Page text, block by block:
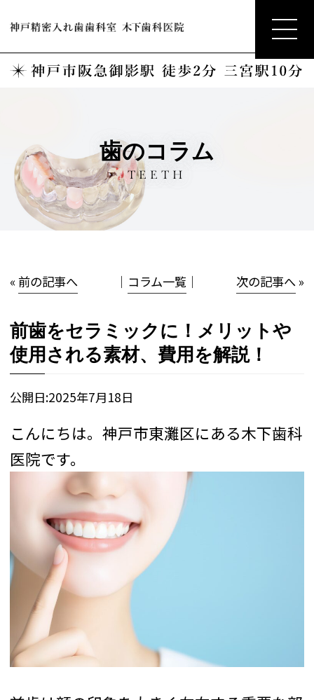
歯のコラム
TEETH
«前の記事へ │ コラム一覧 │ 次の記事へ»
前歯をセラミックに！メリットや
使用される素材、費用を解説！
公開日:2025年7月18日
こんにちは。神戸市東灘区にある木下歯科
医院です。